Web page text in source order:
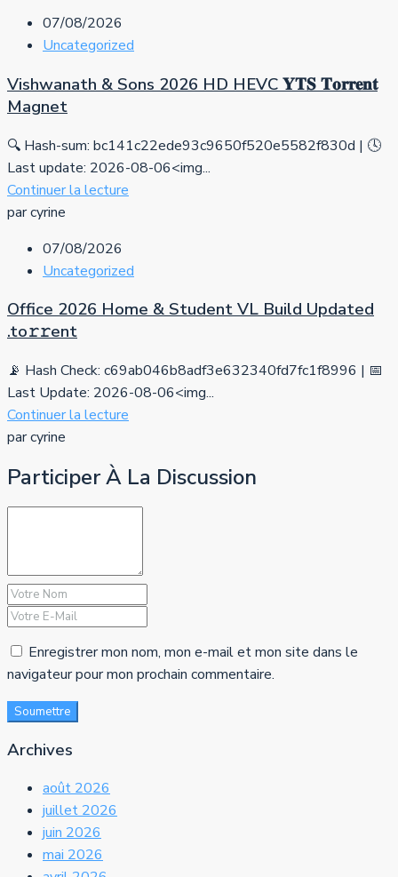
07/08/2026
Uncategorized
Vishwanath & Sons 2026 HD HEVC 𝐘𝐓𝐒 𝐓𝐨𝐫𝐫𝐞𝐧𝐭
Magnet
🔍 Hash-sum: bc141c22ede93c9650f520e5582f830d | 🕓
Last update: 2026-08-06<img...
Continuer la lecture
par cyrine
07/08/2026
Uncategorized
Office 2026 Home & Student VL Build Updated
.tо𝚛𝚛еnt
📡 Hash Check: c69ab046b8adf3e632340fd7fc1f8996 | 📅
Last Update: 2026-08-06<img...
Continuer la lecture
par cyrine
Participer À La Discussion
Enregistrer mon nom, mon e-mail et mon site dans le
navigateur pour mon prochain commentaire.
Soumettre
Archives
août 2026
juillet 2026
juin 2026
mai 2026